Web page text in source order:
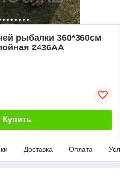
рыбалки 360*360см
2436АА
Купить
Доставка Оплата